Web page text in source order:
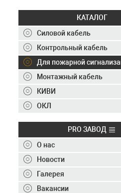
Склад
ОКЛ
Вакансии
Контакты
+7 (495) 150-40-20
Отправить заявку
+7 (495) 150-40-20
КАТАЛОГ
Силовой кабель
Контрольный кабель
Для пожарной
Монтажный кабель
КИВИ
ОКЛ
PRO ЗАВОД
О нас
Новости
Галерея
Вакансии